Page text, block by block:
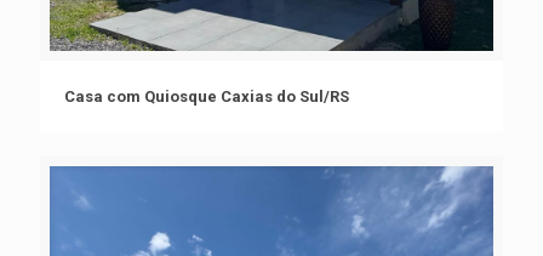
Casa com Quiosque Caxias do Sul/RS
Casa com Quiosque Caxias do Sul/RS